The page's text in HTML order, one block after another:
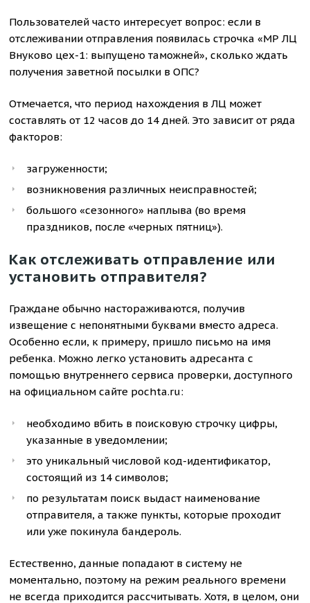
Пользователей часто интересует вопрос: если в
отслеживании отправления появилась строчка «МР ЛЦ
Внуково цех-1: выпущено таможней», сколько ждать
получения заветной посылки в ОПС?
Отмечается, что период нахождения в ЛЦ может
составлять от 12 часов до 14 дней. Это зависит от ряда
факторов:
загруженности;
возникновения различных неисправностей;
большого «сезонного» наплыва (во время
праздников, после «черных пятниц»).
Как отслеживать отправление или
установить отправителя?
Граждане обычно настораживаются, получив
извещение с непонятными буквами вместо адреса.
Особенно если, к примеру, пришло письмо на имя
ребенка. Можно легко установить адресанта с
помощью внутреннего сервиса проверки, доступного
на официальном сайте pochta.ru:
необходимо вбить в поисковую строчку цифры,
указанные в уведомлении;
это уникальный числовой код-идентификатор,
состоящий из 14 символов;
по результатам поиск выдаст наименование
отправителя, а также пункты, которые проходит
или уже покинула бандероль.
Естественно, данные попадают в систему не
моментально, поэтому на режим реального времени
не всегда приходится рассчитывать. Хотя, в целом, они